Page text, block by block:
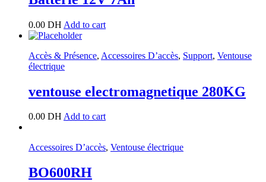
0.00 DH Add to cart
Accès & Présence, Accessoires D’accès, Support, Ventouse
électrique
ventouse electromagnetique 280KG
0.00 DH Add to cart
Accessoires D’accès, Ventouse électrique
BO600RH